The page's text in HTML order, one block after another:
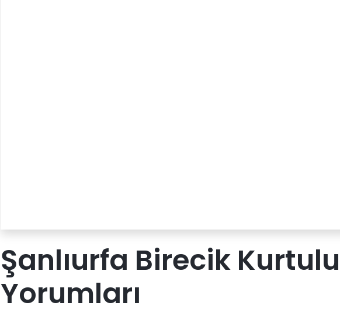
Şanlıurfa Birecik
Yorumları